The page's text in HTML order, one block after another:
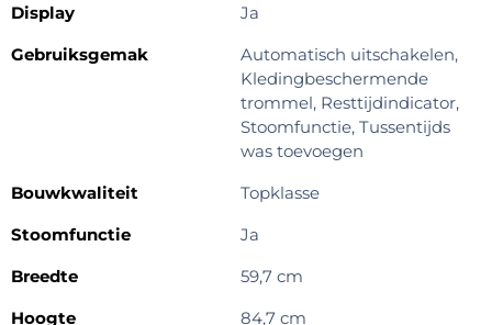
Display
Ja
Gebruiksgemak
Automatisch uitschakelen,
Kledingbeschermende
trommel, Resttijdindicator,
Stoomfunctie, Tussentijds
was toevoegen
Bouwkwaliteit
Topklasse
Stoomfunctie
Ja
Breedte
59,7 cm
Hoogte
84,7 cm